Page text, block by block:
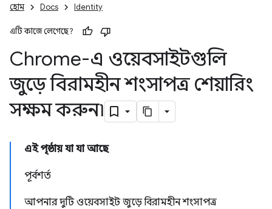
হোম Docs Identity
এটি কাজে লেগেছে?
Chrome-এ ওয়েবসাইটগুলি
জুড়ে বিরামহীন শংসাপত্র শেয়ারিং
সক্ষম করুন৷
এই পৃষ্ঠায় যা যা আছে
পূর্বশর্ত
আপনার দুটি ওয়েবসাইট জুড়ে বিরামহীন শংসাপত্র